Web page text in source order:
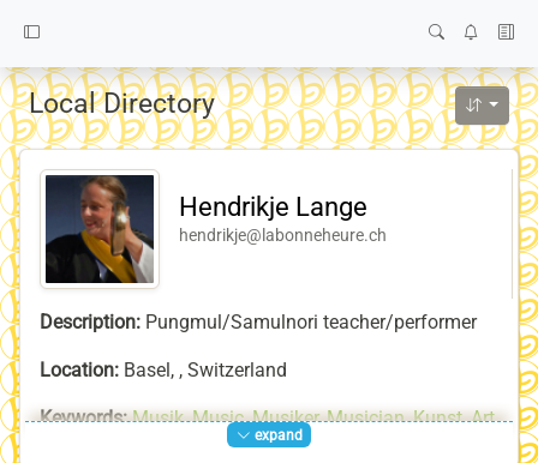
Local Directory
Hendrikje Lange
hendrikje@labonneheure.ch
Description: Pungmul/Samulnori teacher/performer
Location: Basel, , Switzerland
Keywords:Musik,Music,Musiker,Musician,Kunst,Art,
Improvisation,la-bonne-heure-Team
expand